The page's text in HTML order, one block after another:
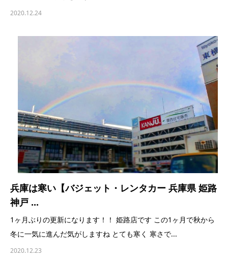
2020.12.24
兵庫は寒い【バジェット・レンタカー 兵庫県 姫路
神戸 ...
1ヶ月ぶりの更新になります！！ 姫路店です この1ヶ月で秋から
冬に一気に進んだ気がしますね とても寒く 寒さで...
2020.12.23